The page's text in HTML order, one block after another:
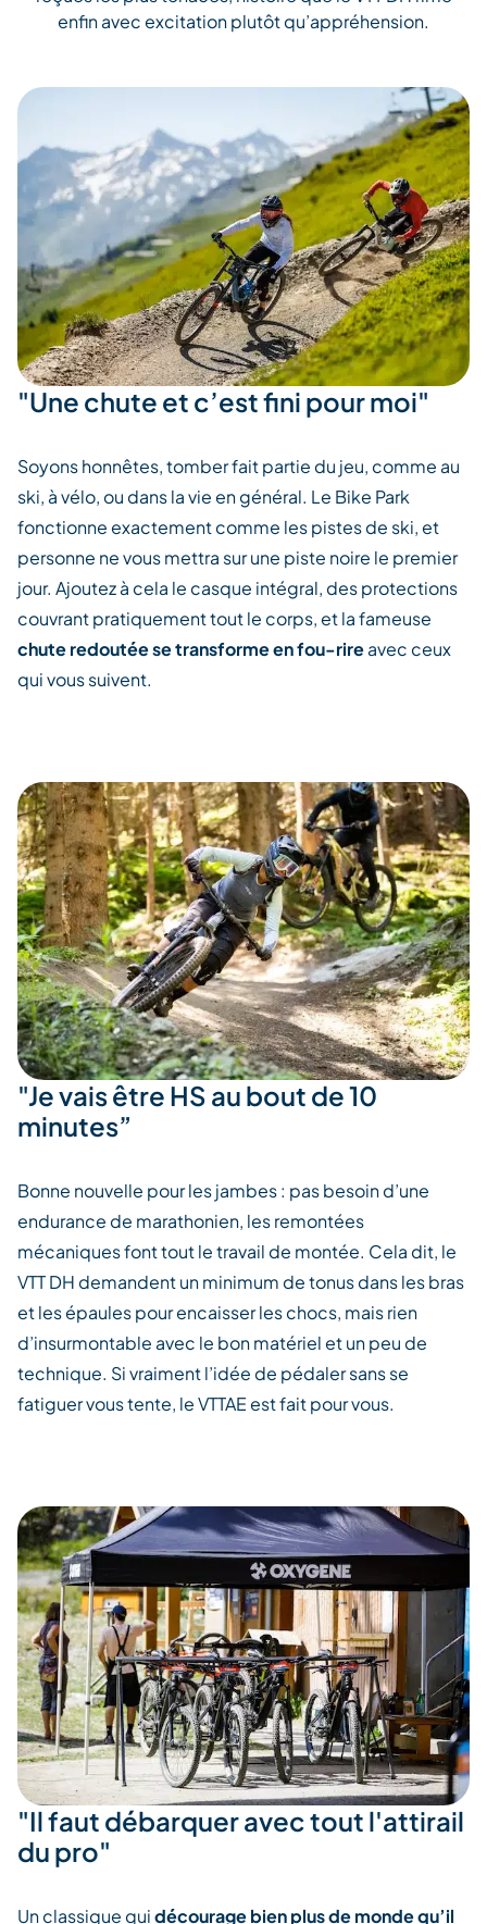
enfin avec excitation plutôt qu’appréhension.
"Une chute et c’est fini pour moi"
Soyons honnêtes, tomber fait partie du jeu, comme au
ski, à vélo, ou dans la vie en général. Le Bike Park
fonctionne exactement comme les pistes de ski, et
personne ne vous mettra sur une piste noire le premier
jour. Ajoutez à cela le casque intégral, des protections
couvrant pratiquement tout le corps, et la fameuse
chute redoutée se transforme en fou-rireavec ceux
qui vous suivent.
"Je vais être HS au bout de 10
minutes”
Bonne nouvelle pour les jambes : pas besoin d’une
endurance de marathonien, les remontées
mécaniques font tout le travail de montée. Cela dit, le
VTT DH demandent un minimum de tonus dans les bras
et les épaules pour encaisser les chocs, mais rien
d’insurmontable avec le bon matériel et un peu de
technique. Si vraiment l’idée de pédaler sans se
fatiguer vous tente, le VTTAE est fait pour vous.
"Il faut débarquer avec tout l'attirail
du pro"
Un classique quidécourage bien plus de monde qu’il